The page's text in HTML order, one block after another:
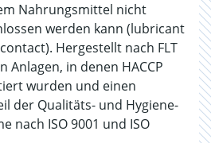
Nahrungsmittel nicht
werden kann (lubricant
Hergestellt nach FLT
Anlagen, in denen HACCP
wurden und einen
der Qualitäts- und Hygiene-
nach ISO 9001 und ISO